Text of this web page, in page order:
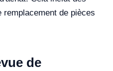
de pièces
de